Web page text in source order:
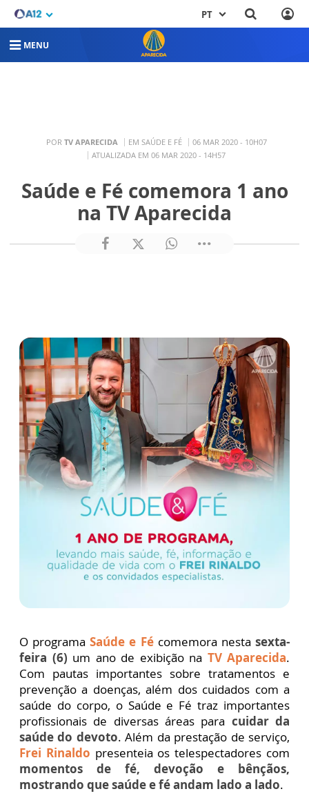
PT
MENU
POR TV APARECIDA EM SAÚDE E FÉ
06 MAR 2020 - 10H07
ATUALIZADA EM 06 MAR 2020 - 14H57
Saúde e Fé comemora 1 ano
na TV Aparecida
O programaSaúde e Fécomemora nestasexta-
feira (6) um ano de exibição na TV Aparecida.
Com pautas importantes sobre tratamentos e
prevenção a doenças, além dos cuidados com a
saúde do corpo, o Saúde e Fé traz importantes
profissionais de diversas áreas para cuidar da
saúde do devoto. Além da prestação de serviço,
Frei Rinaldo presenteia os telespectadores com
momentos de fé, devoção e bênçãos,
mostrando que saúde e fé andam lado a lado.